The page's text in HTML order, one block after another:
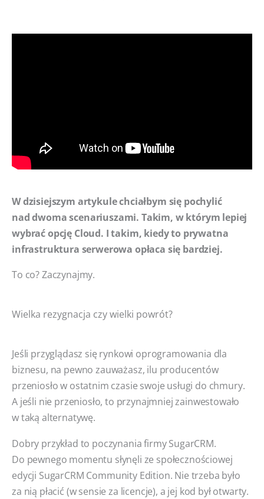
W dzisiejszym artykule chciałbym się pochylić
nad dwoma scenariuszami. Takim, w którym lepiej
wybrać opcję Cloud. I takim, kiedy to prywatna
infrastruktura serwerowa opłaca się bardziej.
To co? Zaczynajmy.
Wielka rezygnacja czy wielki powrót?
Jeśli przyglądasz się rynkowi oprogramowania dla
biznesu, na pewno zauważasz, ilu producentów
przeniosło w ostatnim czasie swoje usługi do chmury.
A jeśli nie przeniosło, to przynajmniej zainwestowało
w taką alternatywę.
Dobry przykład to poczynania firmy SugarCRM.
Do pewnego momentu słynęli ze społecznościowej
edycji SugarCRM Community Edition. Nie trzeba było
za nią płacić (w sensie za licencje), a jej kod był otwarty.